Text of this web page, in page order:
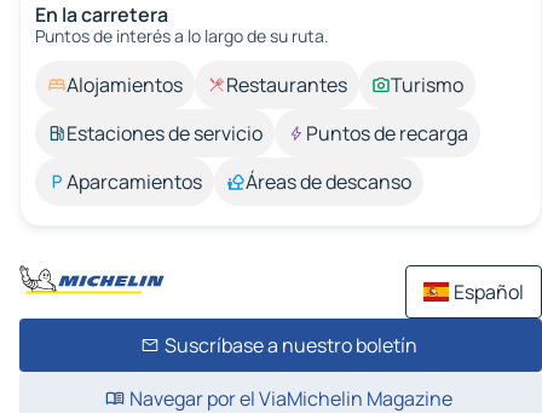
En la carretera
Puntos de interés a lo largo de su ruta.
Alojamientos Restaurantes
Turismo
Estaciones de servicio
Puntos de recarga
Aparcamientos
Áreas de descanso
Español
Suscríbase a nuestro boletín
Navegar por el ViaMichelin Magazine